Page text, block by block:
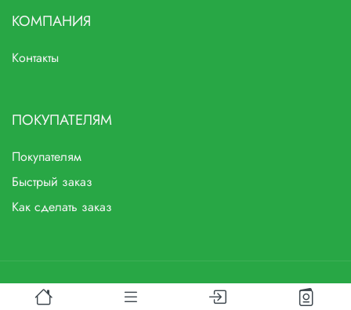
КОМПАНИЯ
Контакты
ПОКУПАТЕЛЯМ
Покупателям
Быстрый заказ
Как сделать заказ
©"Мозаика"2024